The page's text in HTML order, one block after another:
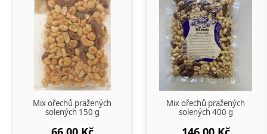
Mix ořechů pražených
solených 150 g
Mix ořechů pražených
solených 400 g